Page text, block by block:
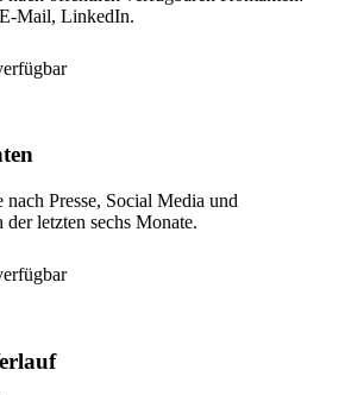
Mail, LinkedIn.
Presse, Social Media und
der letzten sechs Monate.